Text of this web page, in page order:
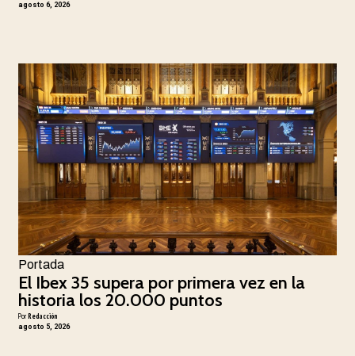
agosto 6, 2026
Portada
El Ibex 35 supera por primera vez en la
historia los 20.000 puntos
PorRedacción
agosto 5, 2026